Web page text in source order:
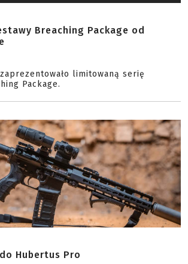
Breaching Package od
limitowaną serię
Package.
Hubertus Pro